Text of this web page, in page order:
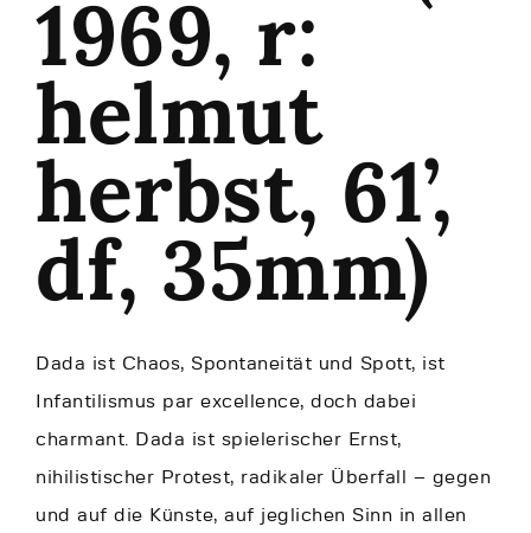
1969, r:
helmut
herbst, 61’,
df, 35mm)
Dada ist Chaos, Spontaneität und Spott, ist
Infantilismus par excellence, doch dabei
charmant. Dada ist spielerischer Ernst,
nihilistischer Protest, radikaler Überfall – gegen
und auf die Künste, auf jeglichen Sinn in allen